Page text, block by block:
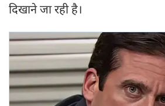
दिखाने जा रही है।